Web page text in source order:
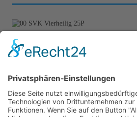
Kontakt
Stefan Vierheilig
Künzeller Str. 26 b
36093 Künzell
Tel.: +49 (661) - 48011279
Mobil.: +49 (170) - 2721292